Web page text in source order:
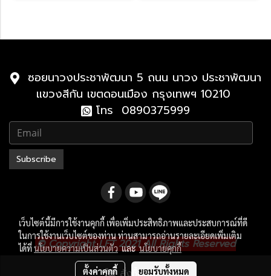
ซอยนาวงประชาพัฒนา 5 ถนน นาวง ประชาพัฒนา
แขวงสีกัน เขตดอนเมือง กรุงเทพฯ 10210
โทร 0890375999
Subscribe
.© Copyright LFT 2021 All Rights Reserved
ผู้เข้าชมวันนี้ 1,413
เว็บไซต์นี้มีการใช้งานคุกกี้ เพื่อเพิ่มประสิทธิภาพและประสบการณ์ที่ดี
ในการใช้งานเว็บไซต์ของท่าน ท่านสามารถอ่านรายละเอียดเพิ่มเติม
ได้ที่นโยบายความเป็นส่วนตัวและนโยบายคุกกี้
ตั้งค่าคุกกี้ ยอมรับทั้งหมด